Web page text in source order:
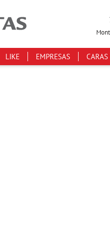
LIKE EMPRESAS CARAS